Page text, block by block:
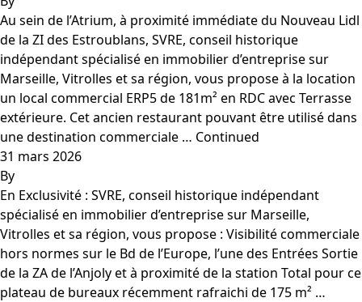
Au sein de l’Atrium, à proximité immédiate du Nouveau Lidl
de la ZI des Estroublans, SVRE, conseil historique
indépendant spécialisé en immobilier d’entreprise sur
Marseille, Vitrolles et sa région, vous propose à la location
un local commercial ERP5 de 181m² en RDC avec Terrasse
extérieure. Cet ancien restaurant pouvant être utilisé dans
une destination commerciale … Continued
31 mars 2026
By
En Exclusivité : SVRE, conseil historique indépendant
spécialisé en immobilier d’entreprise sur Marseille,
Vitrolles et sa région, vous propose : Visibilité commerciale
hors normes sur le Bd de l’Europe, l’une des Entrées Sortie
de la ZA de l’Anjoly et à proximité de la station Total pour ce
plateau de bureaux récemment rafraichi de 175 m² …